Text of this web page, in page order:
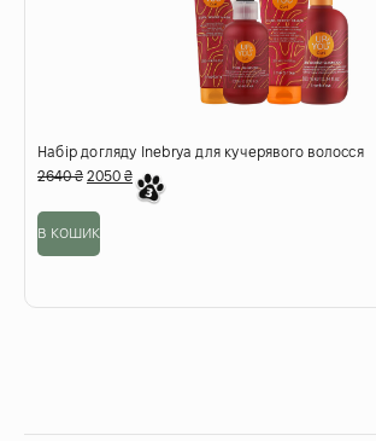
Набір догляду Inebrya для кучерявого волосся
2640₴ 2050 ₴
в кошик